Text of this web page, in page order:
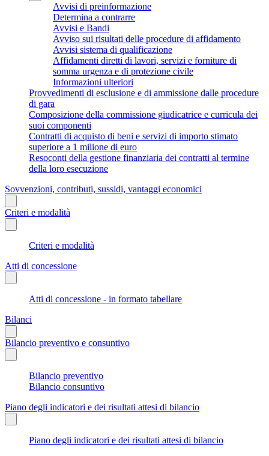
Avvisi di preinformazione
Determina a contrarre
Avvisi e Bandi
Avviso sui risultati delle procedure di affidamento
Avvisi sistema di qualificazione
Affidamenti diretti di lavori, servizi e forniture di
somma urgenza e di protezione civile
Informazioni ulteriori
Provvedimenti di esclusione e di ammissione dalle procedure
di gara
Composizione della commissione giudicatrice e curricula dei
suoi componenti
Contratti di acquisto di beni e servizi di importo stimato
superiore a 1 milione di euro
Resoconti della gestione finanziaria dei contratti al termine
della loro esecuzione
Sovvenzioni, contributi, sussidi, vantaggi economici
Criteri e modalità
Criteri e modalità
Atti di concessione
Atti di concessione - in formato tabellare
Bilanci
Bilancio preventivo e consuntivo
Bilancio preventivo
Bilancio consuntivo
Piano degli indicatori e dei risultati attesi di bilancio
Piano degli indicatori e dei risultati attesi di bilancio